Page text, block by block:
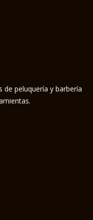
peluquería y barbería